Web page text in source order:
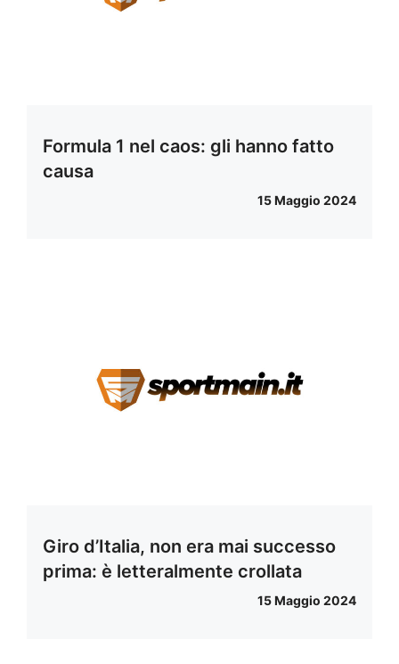
Formula 1 nel caos: gli hanno fatto
causa
15 Maggio 2024
Giro d’Italia, non era mai successo
prima: è letteralmente crollata
15 Maggio 2024